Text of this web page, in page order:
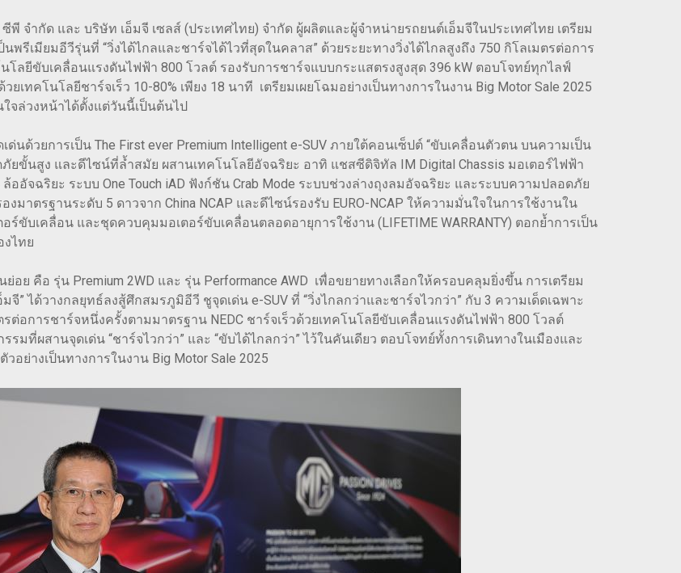
พี จำกัด และ บริษัท เอ็มจี เซลส์ (ประเทศไทย) จำกัด ผู้ผลิตและผู้จำหน่ายรถยนต์เอ็มจีในประเทศไทย เตรียม
ป็นพรีเมียมอีวีรุ่นที่ “วิ่งได้ไกลและชาร์จได้ไวที่สุดในคลาส” ด้วยระยะทางวิ่งได้ไกลสูงถึง 750 กิโลเมตรต่อการ
โลยีขับเคลื่อนแรงดันไฟฟ้า 800 โวลต์ รองรับการชาร์จแบบกระแสตรงสูงสุด 396 kW ตอบโจทย์ทุกไลฟ์
ทคโนโลยีชาร์จเร็ว 10-80% เพียง 18 นาที เตรียมเผยโฉมอย่างเป็นทางการในงาน Big Motor Sale 2025
จล่วงหน้าได้ตั้งแต่วันนี้เป็นต้นไป
นด้วยการเป็น The First ever Premium Intelligent e-SUV ภายใต้คอนเซ็ปต์ “ขับเคลื่อนตัวตน บนความเป็น
ภัยขั้นสูง และดีไซน์ที่ล้ำสมัย ผสานเทคโนโลยีอัจฉริยะ อาทิ แชสซีดิจิทัล IM Digital Chassis มอเตอร์ไฟฟ้า
ล้ออัจฉริยะ ระบบ One Touch iAD ฟังก์ชัน Crab Mode ระบบช่วงล่างถุงลมอัจฉริยะ และระบบความปลอดภัย
งมาตรฐานระดับ 5 ดาวจาก China NCAP และดีไซน์รองรับ EURO-NCAP ให้ความมั่นใจในการใช้งานใน
ขับเคลื่อน และชุดควบคุมมอเตอร์ขับเคลื่อนตลอดอายุการใช้งาน (LIFETIME WARRANTY) ตอกย้ำการเป็น
งไทย
ย คือ รุ่น Premium 2WD และ รุ่น Performance AWD เพื่อขยายทางเลือกให้ครอบคลุมยิ่งขึ้น การเตรียม
มจี” ได้วางกลยุทธ์ลงสู้ศึกสมรภูมิอีวี ชูจุดเด่น e-SUV ที่ “วิ่งไกลกว่าและชาร์จไวกว่า” กับ 3 ความเด็ดเฉพาะ
ต่อการชาร์จหนึ่งครั้งตามมาตรฐาน NEDC ชาร์จเร็วด้วยเทคโนโลยีขับเคลื่อนแรงดันไฟฟ้า 800 โวลต์
รมที่ผสานจุดเด่น “ชาร์จไวกว่า” และ “ขับได้ไกลกว่า” ไว้ในคันเดียว ตอบโจทย์ทั้งการเดินทางในเมืองและ
ย่างเป็นทางการในงาน Big Motor Sale 2025